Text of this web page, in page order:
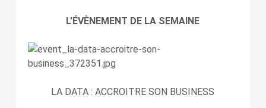
L’ÉVÈNEMENT DE LA SEMAINE
LA DATA : ACCROITRE SON BUSINESS